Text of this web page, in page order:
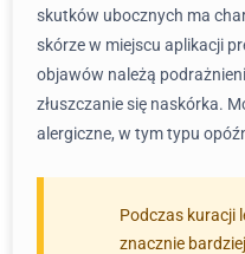
skutków ubocznych ma
skórze w miejscu aplikacji
objawów należą
złuszczanie się naskórka.
alergiczne, w tym typu
Podczas kuracji
znacznie